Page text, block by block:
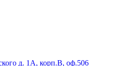
д. 1А, корп.В, оф.506